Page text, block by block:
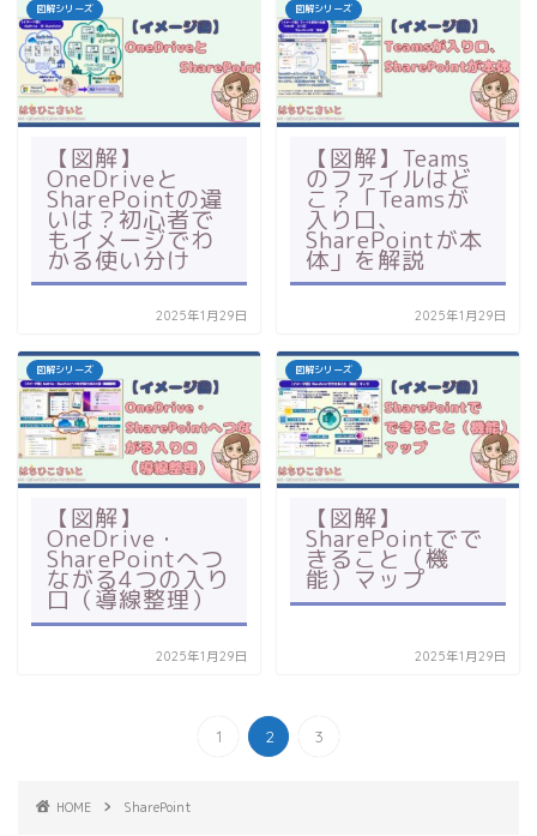
図解シリーズ
【図解】
OneDriveと
SharePointの違
いは？初心者で
もイメージでわ
かる使い分け
2025年1月29日
図解シリーズ
【図解】Teams
のファイルはど
こ？「Teamsが
入り口、
SharePointが本
体」を解説
2025年1月29日
図解シリーズ
【図解】
OneDrive・
SharePointへつ
ながる4つの入り
口（導線整理）
2025年1月29日
図解シリーズ
【図解】
SharePointでで
きること（機
能）マップ
2025年1月29日
1 2 3
HOME SharePoint